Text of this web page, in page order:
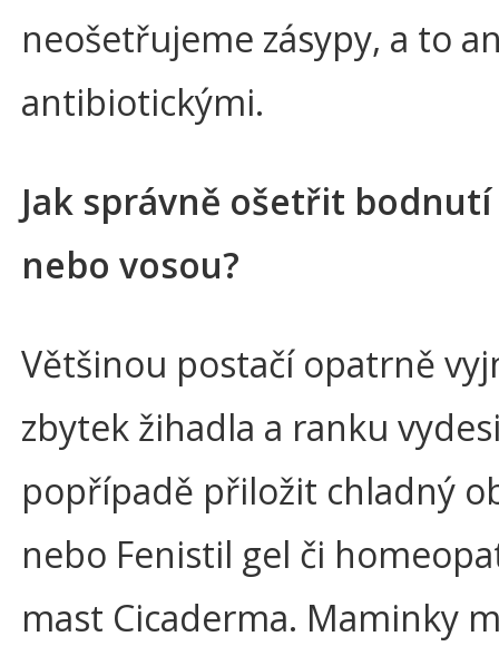
neošetřujeme zásypy, a to
antibiotickými.
Jak správně ošetřit
nebo vosou?
Většinou postačí opatrně
zbytek žihadla a ranku
popřípadě přiložit chladný
nebo Fenistil gel či
mast Cicaderma. Maminky